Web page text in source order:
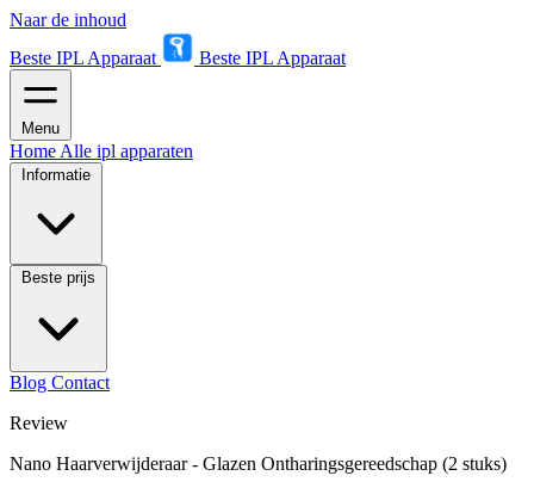
Naar de inhoud
Beste IPL Apparaat
Beste IPL Apparaat
Menu
Home Alle ipl apparaten
Informatie
Beste prijs
Blog Contact
Review
Nano Haarverwijderaar - Glazen Ontharingsgereedschap (2 stuks)